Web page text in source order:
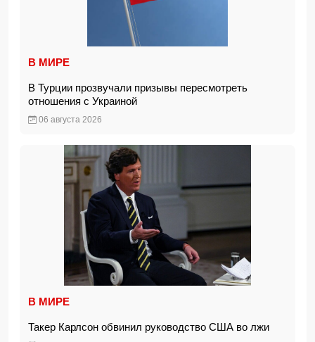
В МИРЕ
В Турции прозвучали призывы пересмотреть
отношения с Украиной
06 августа 2026
В МИРЕ
Такер Карлсон обвинил руководство США во лжи